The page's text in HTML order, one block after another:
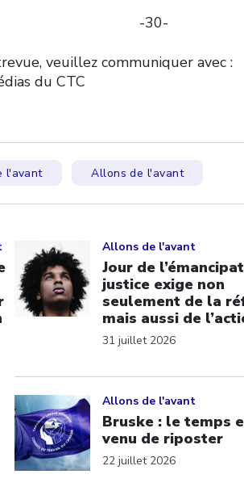
-30-
veuillez communiquer avec :
du CTC
l'avant Allons de l'avant
Allons de l'avant
Jour de
justice exige non
seulement de la
mais aussi de
31 juillet 2026
Allons de l'avant
Bruske : le temps
venu de riposter
22 juillet 2026